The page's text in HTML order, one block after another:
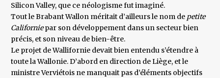
Silicon Valley, que ce néologisme fut imaginé.
Tout le Brabant Wallon méritait d’ailleurs le nom de petite
Californiepar son développement dans un secteur bien
précis, et son niveau de bien-être.
Le projet de Wallifornie devait bien entendu s’étendre à
toute la Wallonie. D’abord en direction de Liège, et le
ministre Verviétois ne manquait pas d’éléments objectifs